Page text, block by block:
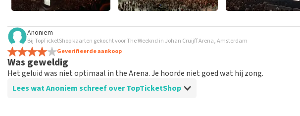
Anoniem
Bij TopTicketShop kaarten gekocht voor The Weeknd in Johan Cruijff Arena, Amsterdam
Geverifieerde aankoop
Was geweldig
Het geluid was niet optimaal in the Arena. Je hoorde niet goed wat hij zong.
Lees wat Anoniem schreef over TopTicketShop